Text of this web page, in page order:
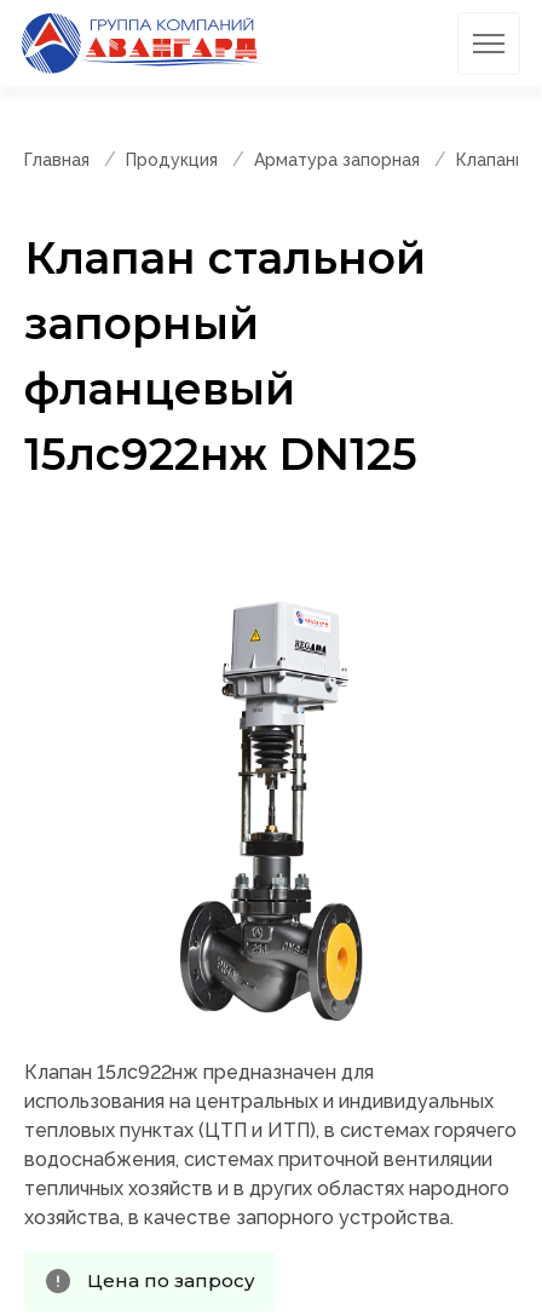
Главная Продукция Арматура запорная Клапаны
Клапан стальной
запорный
фланцевый
15лс922нж DN125
Клапан 15лс922нж предназначен для
использования на центральных и индивидуальных
тепловых пунктах (ЦТП и ИТП), в системах горячего
водоснабжения, системах приточной вентиляции
тепличных хозяйств и в других областях народного
хозяйства, в качестве запорного устройства.
Цена по запросу